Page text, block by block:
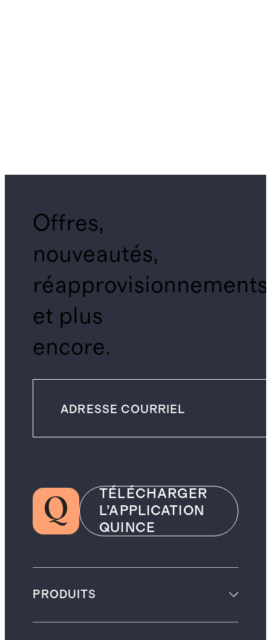
Offres,
nouveautés,
réapprovisionnements
et plus
encore.
TÉLÉCHARGER
L’APPLICATION
QUINCE
PRODUITS